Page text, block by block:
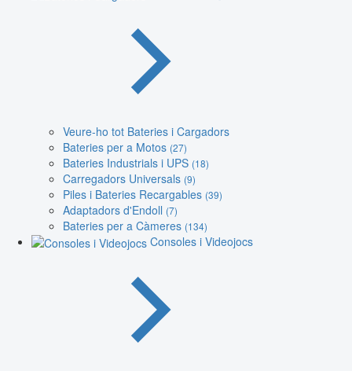
Veure-ho tot Bateries i Cargadors
Bateries per a Motos (27)
Bateries Industrials i UPS (18)
Carregadors Universals (9)
Piles i Bateries Recargables (39)
Adaptadors d'Endoll (7)
Bateries per a Càmeres (134)
Consoles i Videojocs